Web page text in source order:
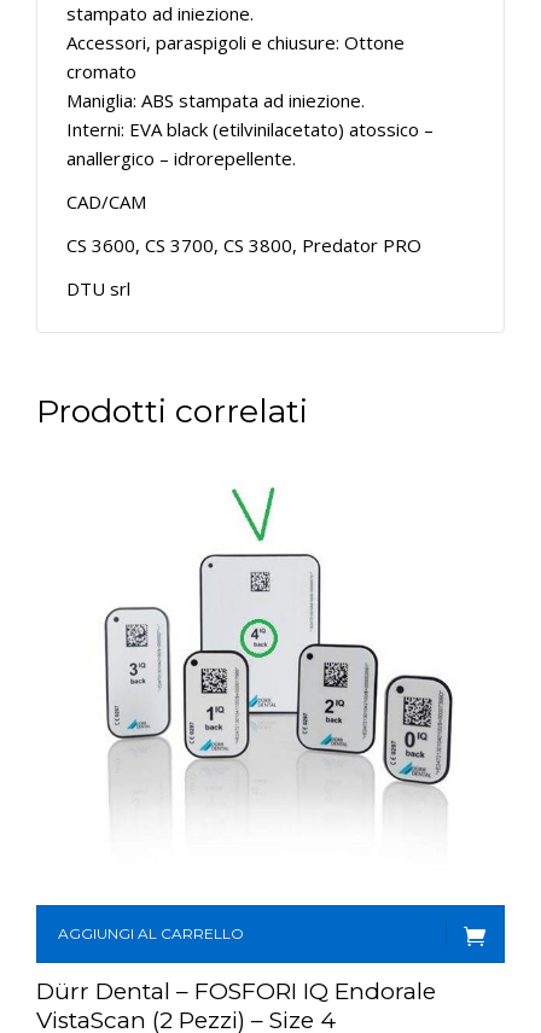
stampato ad iniezione.
Accessori, paraspigoli e chiusure: Ottone
cromato
Maniglia: ABS stampata ad iniezione.
Interni: EVA black (etilvinilacetato) atossico –
anallergico – idrorepellente.
CAD/CAM
CS 3600, CS 3700, CS 3800, Predator PRO
DTU srl
Prodotti correlati
AGGIUNGI AL CARRELLO
Dürr Dental – FOSFORI IQ Endorale
VistaScan (2 Pezzi) – Size 4